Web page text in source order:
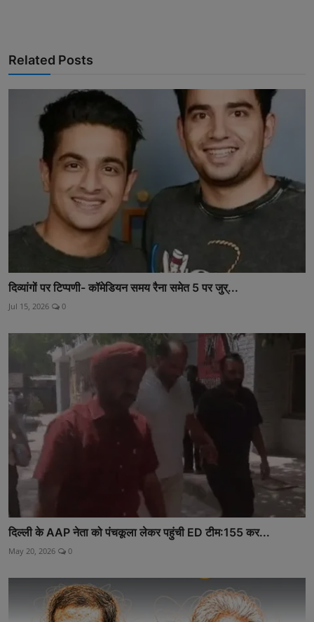
Related Posts
दिव्यांगों पर टिप्पणी- कॉमेडियन समय रैना समेत 5 पर जुर्...
Jul 15, 2026 0
दिल्ली के AAP नेता को पंचकूला लेकर पहुंची ED टीम:155 कर...
May 20, 2026 0